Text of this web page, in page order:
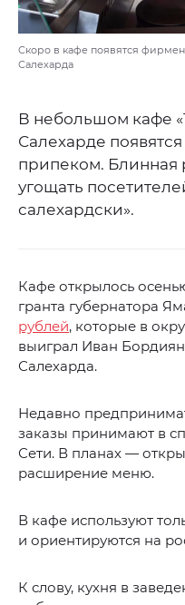
Скоро в кафе появятся
Салехарда
В небольшом кафе
Салехарде
припеком. Блинная
угощать
салехардски».
Кафе открылось
гранта губернатора
рублей, которые в
выиграл Иван
Салехарда.
Недавно
заказы принимают в
Сети. В планах —
расширение меню.
В кафе используют
и ориентируются на
К слову, кухня в